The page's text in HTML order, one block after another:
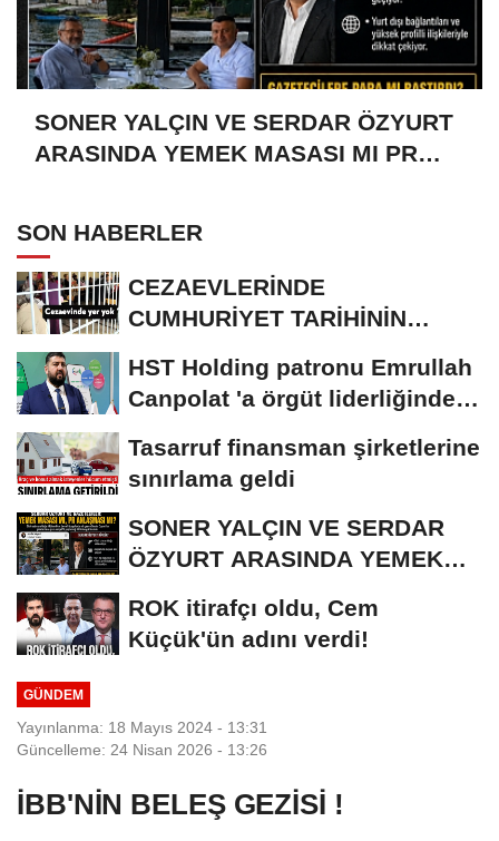
SONER YALÇIN VE SERDAR ÖZYURT
ARASINDA YEMEK MASASI MI PR
SON HABERLER
CEZAEVLERİNDE
CUMHURİYET TARİHİNİN
KİŞİ...
HST Holding patronu Emrullah
Canpolat 'a örgüt liderliğinden
Tasarruf finansman şirketlerine
sınırlama geldi
SONER YALÇIN VE SERDAR
ÖZYURT ARASINDA YEMEK
ROK itirafçı oldu, Cem
Küçük'ün adını verdi!
GÜNDEM
Yayınlanma: 18 Mayıs 2024 - 13:31
Güncelleme: 24 Nisan 2026 - 13:26
İBB'NİN BELEŞ GEZİSİ !